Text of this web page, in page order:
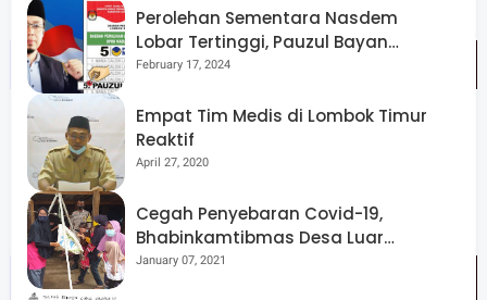
Perolehan Sementara Nasdem
Lobar Tertinggi, Pauzul Bayan
Berpeluang “Rebut” Kursi Dapil 3
February 17, 2024
Empat Tim Medis di Lombok Timur
Reaktif
April 27, 2020
Cegah Penyebaran Covid-19,
Bhabinkamtibmas Desa Luar
Pantau Kegiatan Posyandu
January 07, 2021